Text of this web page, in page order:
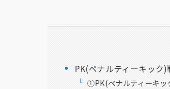
PK(ペナルティーキック
①PK(ペナルティーキッ